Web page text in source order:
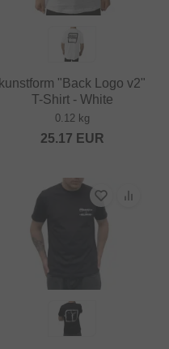
kunstform "Back Logo v2"
T-Shirt - White
0.12 kg
25.17 EUR